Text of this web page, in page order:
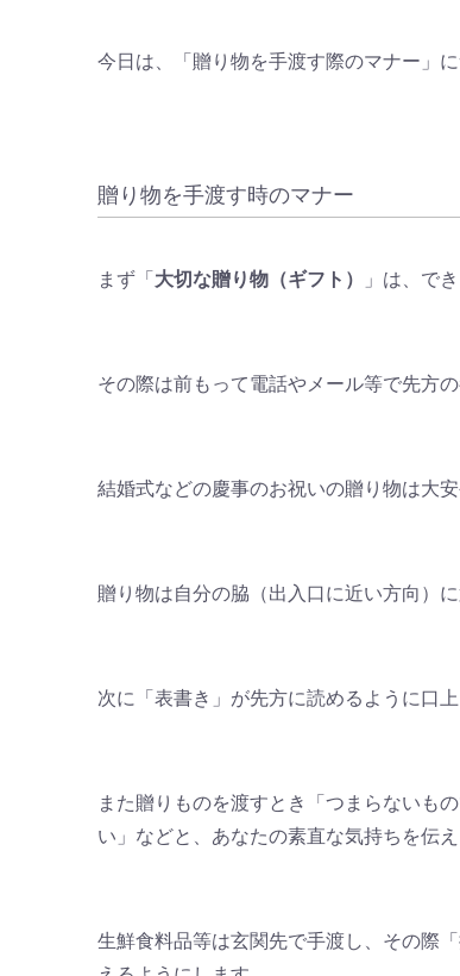
今日は、「贈り物を手渡す際のマナー」
贈り物を手渡す時のマナー
まず「大切な贈り物（ギフト） 」は、で
その際は前もって電話やメール等で先方
結婚式などの慶事のお祝いの贈り物は大
贈り物は自分の脇（出入口に近い方向）
次に「表書き」が先方に読めるように口
また贈りものを渡すとき「つまらないも
い」などと、あなたの素直な気持ちを伝
生鮮食料品等は玄関先で手渡し、その際